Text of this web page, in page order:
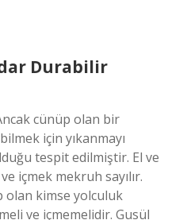
Durabilir
cünüp olan bir
için yıkanmayı
tespit edilmiştir. El ve
içmek mekruh sayılır.
olan kimse yolculuk
ve içmemelidir. Gusül